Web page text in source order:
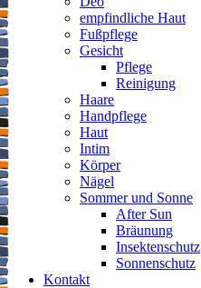
empfindliche Haut
Fußpflege
Gesicht
Pflege
Reinigung
Haare
Handpflege
Haut
Intim
Körper
Nägel
Sommer und Sonne
After Sun
Bräunung
Insektenschutz
Sonnenschutz
Kontakt